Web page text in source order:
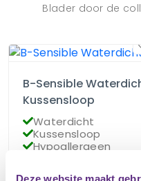
Deze website maakt
Blader door de
B-Sensible
Kussensloop
Waterdicht
Kussensloop
Hypoallergeen